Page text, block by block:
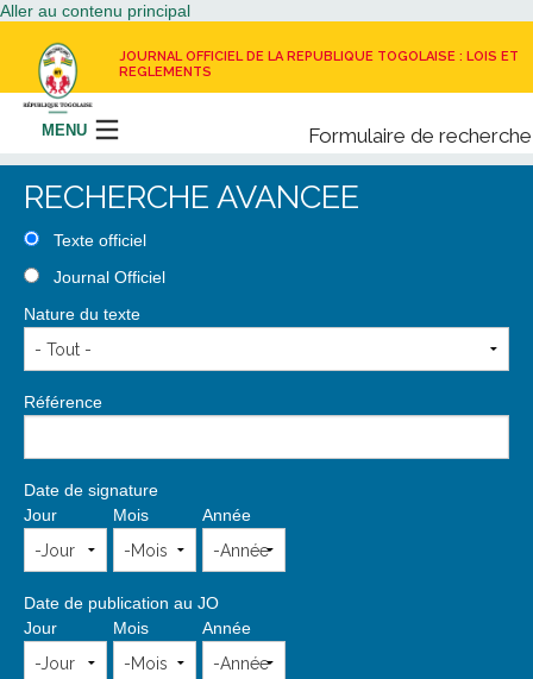
Aller au contenu principal
JOURNAL OFFICIEL DE LA REPUBLIQUE TOGOLAISE : LOIS ET
REGLEMENTS
Formulaire de recherche
Rechercher
MENU
LE JOURNAL OFFICIEL
RECEVOIR LE JOURNAL OFFICIEL
NOUS CONTACTER
RECHERCHE AVANCEE
Texte officiel
Journal Officiel
Nature du texte
Référence
Date de signature
Jour
Mois Année
Date de publication au JO
Jour
Mois Année